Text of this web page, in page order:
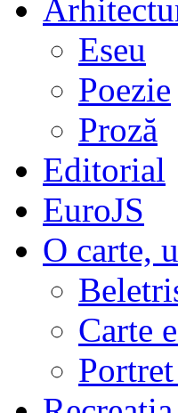
Eseu
Poezie
Proză
Editorial
EuroJS
O carte,
Carte